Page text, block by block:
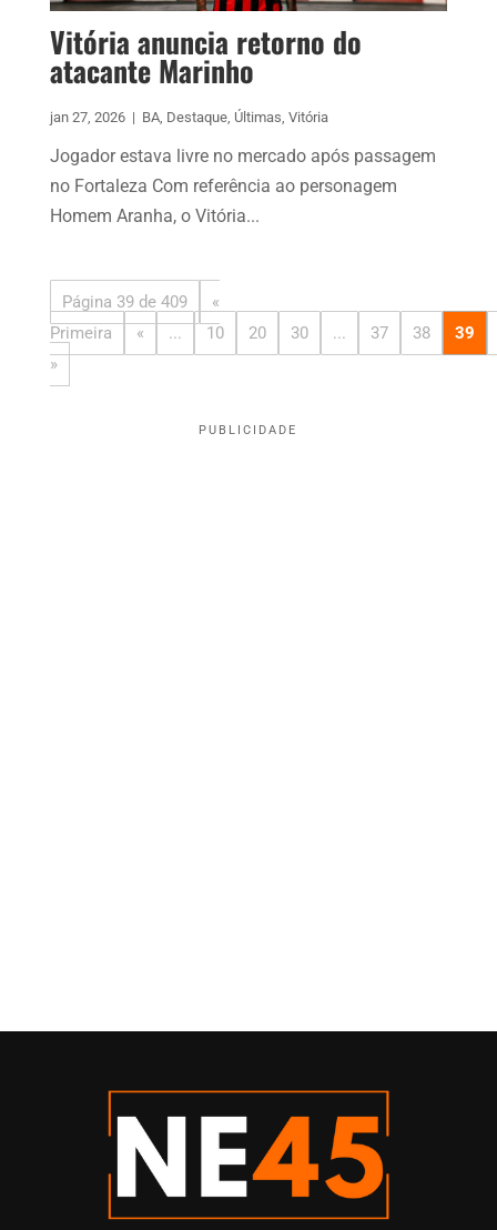
Vitória anuncia retorno do
atacante Marinho
jan 27, 2026 | BA, Destaque, Últimas, Vitória
Jogador estava livre no mercado após passagem
no Fortaleza Com referência ao personagem
Homem Aranha, o Vitória...
Página 39 de 409
«
Primeira
« ... 10 20 30 ... 37 38
39
»
PUBLICIDADE